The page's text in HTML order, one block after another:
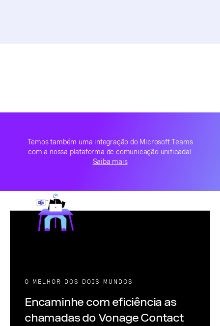
Temos também uma integração do Microsoft Teams
com a nossa plataforma de comunicação unificada!
Saiba mais
O MELHOR DOS DOIS MUNDOS
Encaminhe com eficiência as
chamadas do Vonage Contact